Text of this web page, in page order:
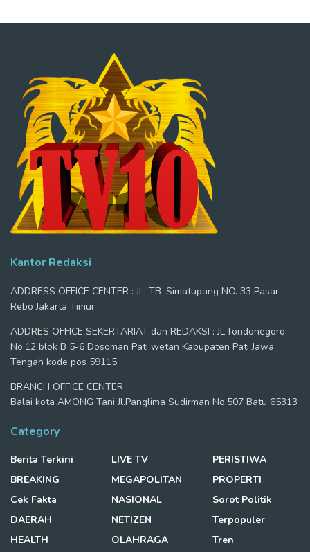
Kantor Redaksi
ADDRESS OFFICE CENTER : JL. TB .Simatupang NO. 33 Pasar
Rebo Jakarta Timur
ADDRES OFFICE SEKERTARIAT dan REDAKSI : JL.Tondonegoro
No.12 blok B 5-6 Dosoman Pati wetan Kabupaten Pati Jawa
Tengah kode pos 59115
BRANCH OFFICE CENTER
Balai kota AMONG Tani Jl.Panglima Sudirman No.507 Batu 65313
Category
Berita Terkini
BREAKING
Cek Fakta
DAERAH
HEALTH
LIVE TV
MEGAPOLITAN
NASIONAL
NETIZEN
OLAHRAGA
PERISTIWA
PROPERTI
Sorot Politik
Terpopuler
Tren